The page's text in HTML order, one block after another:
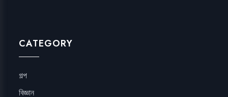
CATEGORY
গল্প
বিজ্ঞান